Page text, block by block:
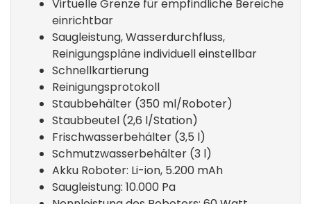
Virtuelle Grenze für empfindliche Bereiche
einrichtbar
Saugleistung, Wasserdurchfluss,
Reinigungspläne individuell einstellbar
Schnellkartierung
Reinigungsprotokoll
Staubbehälter (350 ml/Roboter)
Staubbeutel (2,6 l/Station)
Frischwasserbehälter (3,5 l)
Schmutzwasserbehälter (3 l)
Akku Roboter: Li-ion, 5.200 mAh
Saugleistung: 10.000 Pa